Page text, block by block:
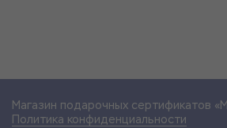
Магазин подарочных сертификатов
Политика конфиденциальности